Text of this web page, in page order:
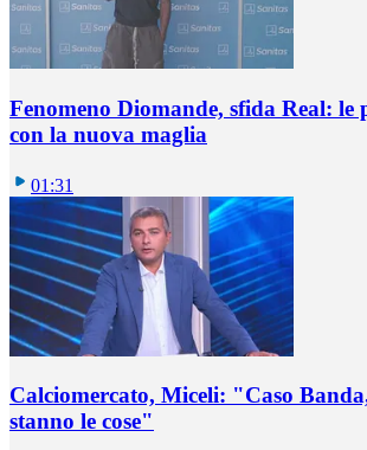
Fenomeno Diomande, sfida Real: le
con la nuova maglia
01:31
Calciomercato, Miceli: "Caso
stanno le cose"